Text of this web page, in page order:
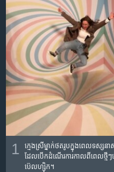
ចូល​
ទៅ​
ទំព័រ​
រចនា
រំលង​
និង​
ចូល​
ទៅ​
កាន់​
ទំព័រ​
ស្វែង​
វិទ្យុ / ផតខាសថ៍
កម្មវិធីទាំងអស់
Khmer English
បណ្តាញ​សង្គម
ភាសា
1
ក្មេង​ស្រី​ម្នាក់​ថត​រូប​ក្នុង​ពេល​ទស្ស
ដែល​បើក​ដំណើរ​ការ​កាល​ពី​ពេល​ថ្មី
ប៊េលហ្ស៊ិក។